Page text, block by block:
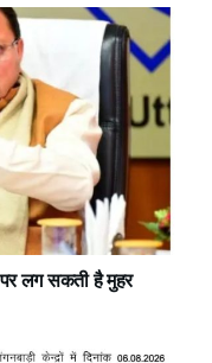
लग सकती है मुहर